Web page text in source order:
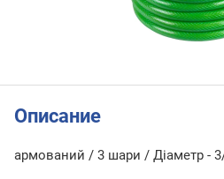
Описание
армований / 3 шари / Діаметр -